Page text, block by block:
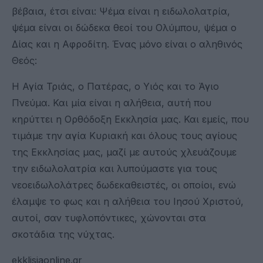
βέβαια, έτσι είναι: Ψέμα είναι η ειδωλολατρία,
ψέμα είναι οι δώδεκα θεοί του Ολύμπου, ψέμα ο
Δίας και η Αφροδίτη. Ένας μόνο είναι ο αληθινός
Θεός:
Η Αγία Τριάς, ο Πατέρας, ο Υιός και το Άγιο
Πνεύμα. Και μία είναι η αλήθεια, αυτή που
κηρύττει η Ορθόδοξη Εκκλησία μας. Και εμείς, που
τιμάμε την αγία Κυριακή και όλους τους αγίους
της Εκκλησίας μας, μαζί με αυτούς χλευάζουμε
την ειδωλολατρία και λυπούμαστε για τους
νεοειδωλολάτρες δωδεκαθειστές, οι οποίοι, ενώ
έλαμψε το φως και η αλήθεια του Ιησού Χριστού,
αυτοί, σαν τυφλοπόντικες, χώνονται στα
σκοτάδια της νύχτας.
ekklisiaonline.gr